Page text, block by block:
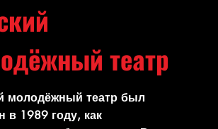
театр
молодёжный театр был
в 1989 году, как